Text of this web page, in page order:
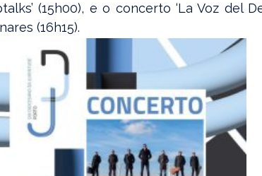
(15h00), e o concerto ‘La Voz del
(16h15).